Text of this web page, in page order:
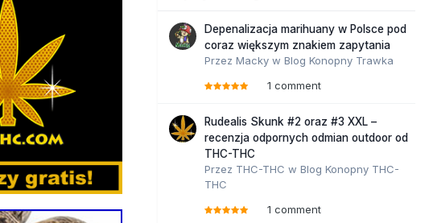
Depenalizacja marihuany w Polsce pod
coraz większym znakiem zapytania
Przez Macky w Blog Konopny Trawka
1 comment
Rudealis Skunk #2 oraz #3 XXL –
recenzja odpornych odmian outdoor od
THC-THC
Przez THC-THC w Blog Konopny THC-
THC
1 comment